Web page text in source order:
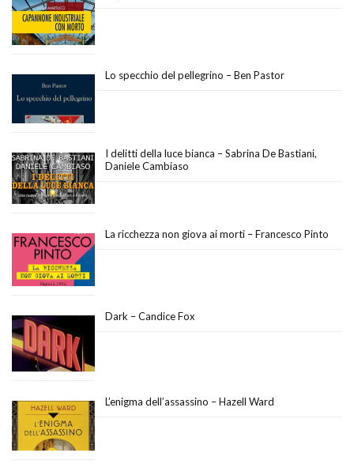
Lo specchio del pellegrino – Ben Pastor
I delitti della luce bianca – Sabrina De Bastiani,
Daniele Cambiaso
La ricchezza non giova ai morti – Francesco Pinto
Dark – Candice Fox
L’enigma dell’assassino – Hazell Ward